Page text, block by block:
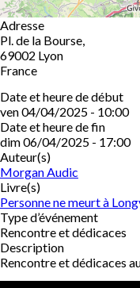
Adresse
Pl. de la Bourse,
69002 Lyon
France
Date et heure de début
ven 04/04/2025 - 10:00
Date et heure de fin
dim 06/04/2025 - 17:00
Auteur(s)
Morgan Audic
Livre(s)
Personne ne meurt à
Type d’événement
Rencontre et dédicaces
Description
Rencontre et dédicaces